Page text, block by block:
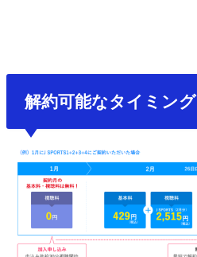
解約可能なタイミング